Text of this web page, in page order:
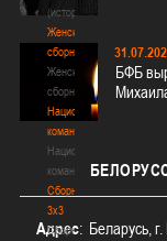
(история)
Женские
сборные
Женские
сборные
Национальная
команда
Национальная
команда
Сборные
3х3
Сборные
БФБ
Адрес: Беларусь,